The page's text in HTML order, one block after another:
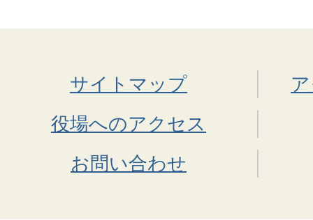
サイトマップ
役場へのアクセス
お問い合わせ